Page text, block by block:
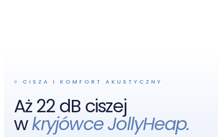
○ CISZA I KOMFORT AKUSTYCZNY
Aż 22 dB ciszej
wkryjówce JollyHeap.